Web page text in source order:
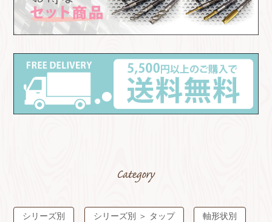
シリーズ別 シリーズ別 ＞ タップ 軸形状別